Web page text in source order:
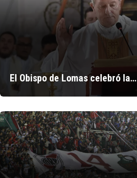
El Obispo de Lomas celebró la…